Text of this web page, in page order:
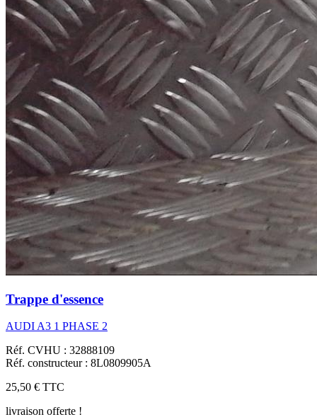
Trappe d'essence
AUDI A3 1 PHASE 2
Réf. CVHU : 32888109
Réf. constructeur : 8L0809905A
25,50 € TTC
livraison offerte !